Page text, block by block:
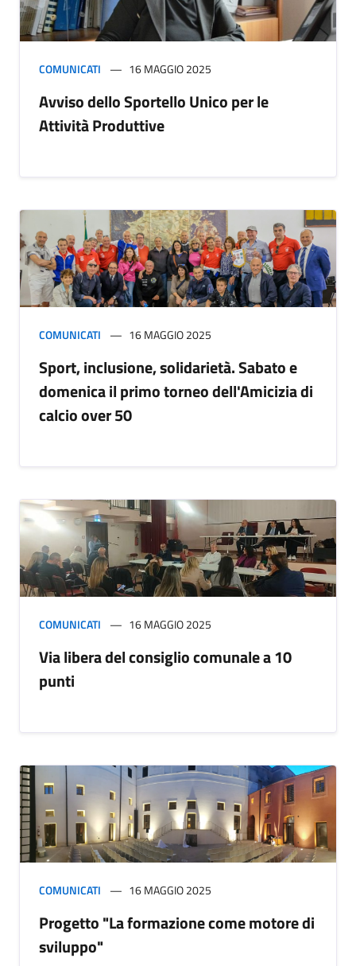
COMUNICATI 16 MAGGIO 2025
Avviso dello Sportello Unico per le
Attività Produttive
COMUNICATI 16 MAGGIO 2025
Sport, inclusione, solidarietà. Sabato e
domenica il primo torneo dell'Amicizia di
calcio over 50
COMUNICATI 16 MAGGIO 2025
Via libera del consiglio comunale a 10
punti
COMUNICATI 16 MAGGIO 2025
Progetto "La formazione come motore di
sviluppo"